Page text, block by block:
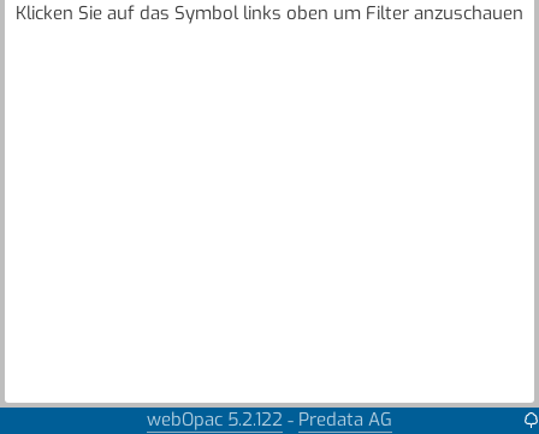
Klicken Sie auf das Symbol links oben um Filter anzuschauen
webOpac 5.2.122 - Predata AG